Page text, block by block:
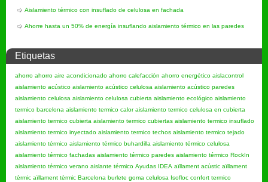
Aislamiento térmico con insuflado de celulosa en fachada
Ahorre hasta un 50% de energía insuflando aislamiento térmico en las paredes
Etiquetas
ahorro ahorro aire acondicionado ahorro calefacción ahorro energético aislacontrol
aislamiento acústico aislamiento acústico celulosa aislamiento acústico paredes
aislamiento celulosa aislamiento celulosa cubierta aislamiento ecológico aislamiento
termico barcelona aislamiento termico calor aislamiento termico celulosa en cubierta
aislamiento termico cubierta aislamiento termico cubiertas aislamiento termico insuflado
aislamiento termico inyectado aislamiento termico techos aislamiento termico tejado
aislamiento térmico aislamiento térmico buhardilla aislamiento térmico celulosa
aislamiento térmico fachadas aislamiento térmico paredes aislamiento térmico RockIn
aislamiento térmico verano aislante térmico Ayudas IDEA aïllament acústic aïllament
tèrmic aïllament tèrmic Barcelona burlete goma celulosa Isofloc confort termico